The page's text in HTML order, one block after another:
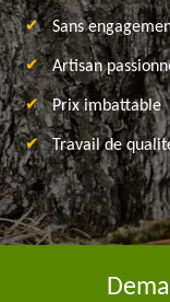
Sans
Artisan
Prix imbattable
Travail de